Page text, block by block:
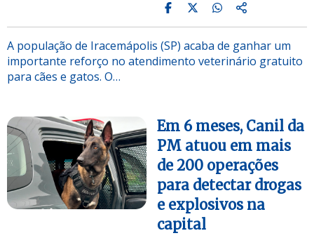
A população de Iracemápolis (SP) acaba de ganhar um
importante reforço no atendimento veterinário gratuito
para cães e gatos. O…
Em 6 meses, Canil da
PM atuou em mais
de 200 operações
para detectar drogas
e explosivos na
capital